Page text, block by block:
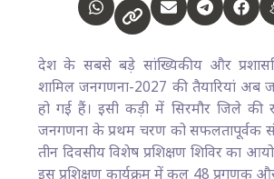
देश के सबसे बड़े सांख्यिकीय और
शामिल जनगणना-2027 की तैयारियां अब
हो गई हैं। इसी कड़ी में सिरमौर जिले की
जनगणना के प्रथम चरण को सफलतापूर्वक
तीन दिवसीय विशेष प्रशिक्षण शिविर का